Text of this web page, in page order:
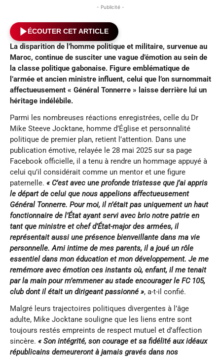
- Publicité -
ÉCOUTER CET ARTICLE
La disparition de l’homme politique et militaire, survenue au
Maroc, continue de susciter une vague d’émotion au sein de
la classe politique gabonaise. Figure emblématique de
l’armée et ancien ministre influent, celui que l’on surnommait
affectueusement « Général Tonnerre » laisse derrière lui un
héritage indélébile.
Parmi les nombreuses réactions enregistrées, celle du Dr
Mike Steeve Jocktane, homme d’Église et personnalité
politique de premier plan, retient l’attention. Dans une
publication émotive, relayée le 28 mai 2025 sur sa page
Facebook officielle, il a tenu à rendre un hommage appuyé à
celui qu’il considérait comme un mentor et une figure
paternelle. ⁠« C’est avec une profonde tristesse que j’ai appris
le départ de celui que nous appelions affectueusement
Général Tonnerre. Pour moi, il n’était pas uniquement un haut
fonctionnaire de l’État ayant servi avec brio notre patrie en
tant que ministre etchef d’État-major des armées, il
représentait aussi une présence bienveillante dans ma vie
personnelle. Ami intime de mes parents, il a joué un rôle
essentiel dans mon éducation et mon développement. Je me
remémore avec émotion ces instants où, enfant, il me tenait
par la main pour m’emmener au stade encourager le FC 105,
club dont il était un dirigeant passionné », a-t-il confié.
Malgré leurs trajectoires politiques divergentes à l’âge
adulte, Mike Jocktane souligne que les liens entre sont
toujours restés empreints de respect mutuel et d’affection
sincère. « Son intégrité, son courage et sa fidélité aux idéaux
républicains demeureront à jamais gravés dans nos